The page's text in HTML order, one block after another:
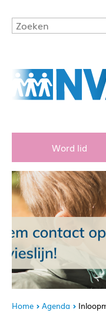
Word lid
Home Agenda